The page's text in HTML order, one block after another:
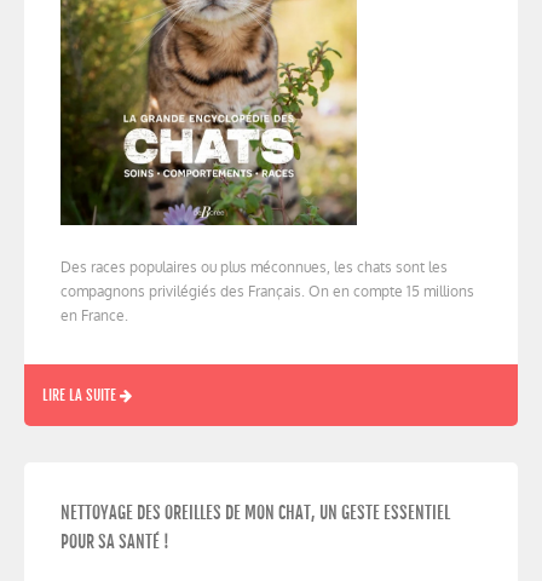
Des races populaires ou plus méconnues, les chats sont les
compagnons privilégiés des Français. On en compte 15 millions
en France.
LIRE LA SUITE
NETTOYAGE DES OREILLES DE MON CHAT, UN GESTE ESSENTIEL
POUR SA SANTÉ !